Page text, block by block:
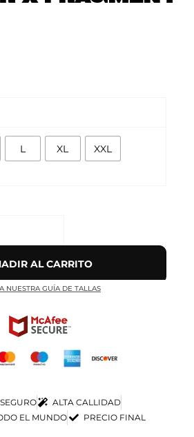
L XL XXL
AL CARRITO
NUESTRA GUÍA DE TALLAS
ALTA CALLIDAD
EL MUNDO
PRECIO FINAL